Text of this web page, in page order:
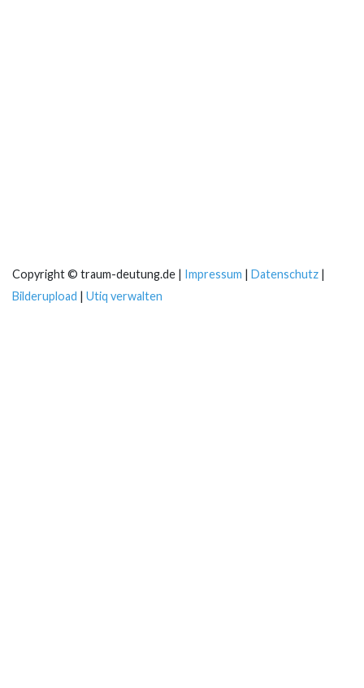
Copyright © traum-deutung.de | Impressum | Datenschutz |
Bilderupload | Utiq verwalten